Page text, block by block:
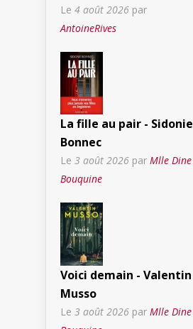
Le 4 août 2026 par
AntoineRives
La fille au pair - Sidonie
Bonnec
Le 3 août 2026 par Mlle Dine
Bouquine
Voici demain - Valentin
Musso
Le 3 août 2026 par Mlle Dine